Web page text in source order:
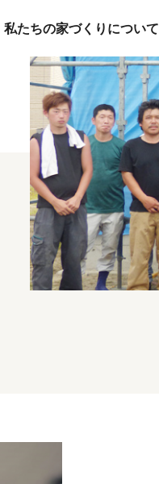
私たちの家づくりについて